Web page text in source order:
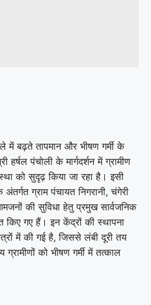
बढ़ते तापमान और भीषण गर्मी के
पंचोली के मार्गदर्शन में ग्रामीण
को सुदृढ़ किया जा रहा है। इसी
ग्राम पंचायत निगरानी, चंगेरी
की सुविधा हेतु प्रमुख सार्वजनिक
किए गए हैं। इन केंद्रों की स्थापना
में की गई है, जिससे लंबी दूरी तय
को भीषण गर्मी में तत्काल